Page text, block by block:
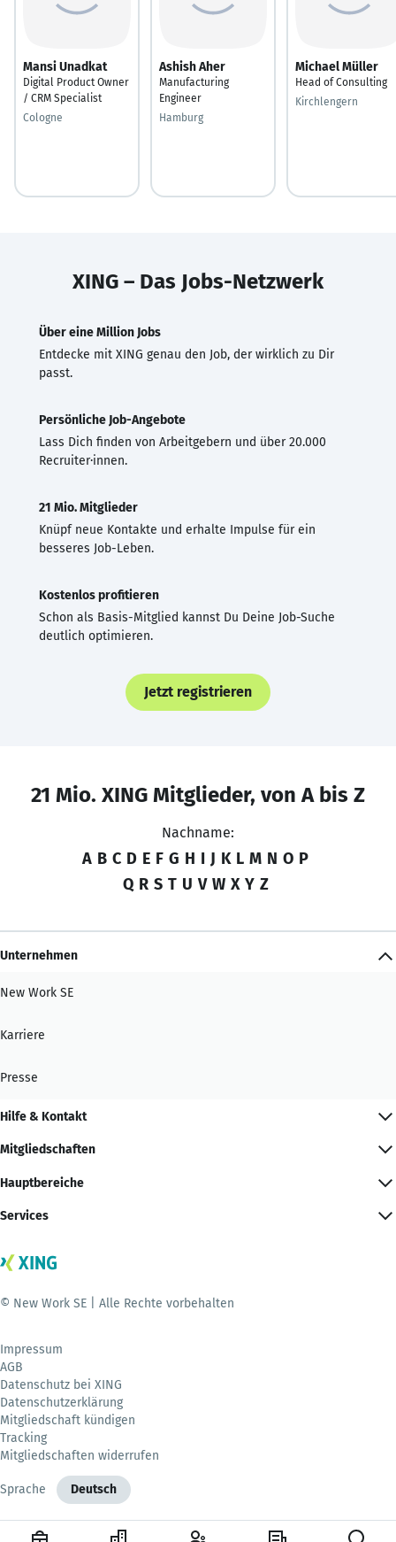
Mansi Unadkat
Digital Product Owner
/ CRM Specialist
Cologne
Ashish Aher
Manufacturing
Engineer
Hamburg
Michael Müller
Head of Consulting
Kirchlengern
XING – Das Jobs-Netzwerk
Über eine Million Jobs
Entdecke mit XING genau den Job, der wirklich zu Dir
passt.
Persönliche Job-Angebote
Lass Dich finden von Arbeitgebern und über 20.000
Recruiter·innen.
21 Mio. Mitglieder
Knüpf neue Kontakte und erhalte Impulse für ein
besseres Job-Leben.
Kostenlos profitieren
Schon als Basis-Mitglied kannst Du Deine Job-Suche
deutlich optimieren.
Jetzt registrieren
21 Mio. XING Mitglieder, von A bis Z
Nachname:
A B C D E F G H I J K L M N O P
Q R S T U V W X Y Z
Unternehmen
New Work SE
Karriere
Presse
Hilfe & Kontakt
Mitgliedschaften
Hauptbereiche
Services
© New Work SE | Alle Rechte vorbehalten
Impressum
AGB
Datenschutz bei XING
Datenschutzerklärung
Mitgliedschaft kündigen
Tracking
Mitgliedschaften widerrufen
Sprache Deutsch